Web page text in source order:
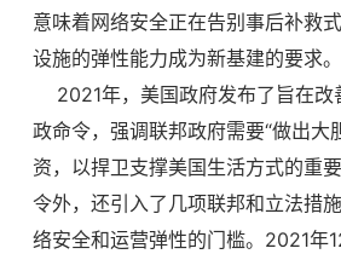
意味着网络安全正在告别事后补救
设施的弹性能力成为新基建的要求。
2021年，美国政府发布了旨在改
政命令，强调联邦政府需要“做出大
资，以捍卫支撑美国生活方式的重
令外，还引入了几项联邦和立法措
络安全和运营弹性的门槛。2021年